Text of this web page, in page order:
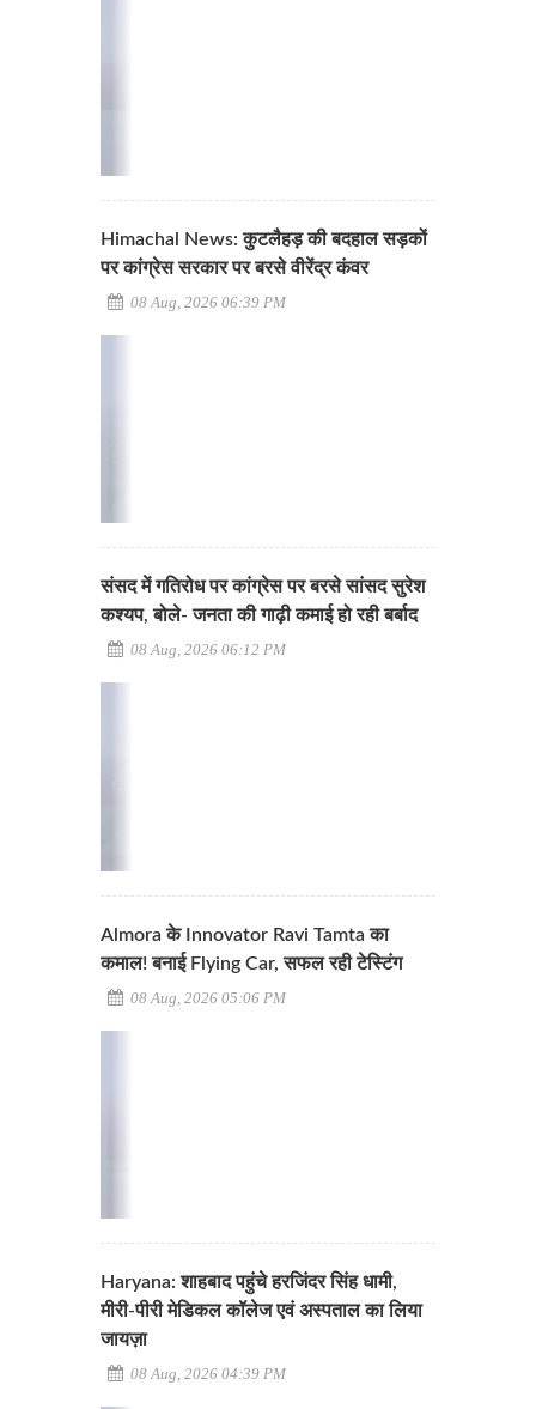
Himachal News: कुटलैहड़ की बदहाल सड़कों
पर कांग्रेस सरकार पर बरसे वीरेंद्र कंवर
08 Aug, 2026 06:39 PM
संसद में गतिरोध पर कांग्रेस पर बरसे सांसद सुरेश
कश्यप, बोले- जनता की गाढ़ी कमाई हो रही बर्बाद
08 Aug, 2026 06:12 PM
Almora के Innovator Ravi Tamta का
कमाल! बनाई Flying Car, सफल रही टेस्टिंग
08 Aug, 2026 05:06 PM
Haryana: शाहबाद पहुंचे हरजिंदर सिंह धामी,
मीरी-पीरी मेडिकल कॉलेज एवं अस्पताल का लिया
जायज़ा
08 Aug, 2026 04:39 PM